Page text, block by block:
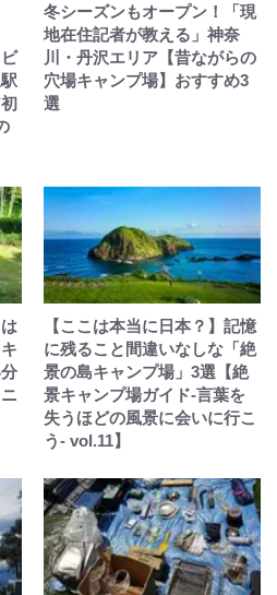
冬シーズンもオープン！「現
地在住記者が教える」神奈
川・丹沢エリア【昔ながらの
穴場キャンプ場】おすすめ3
選
【ここは本当に日本？】記憶
に残ること間違いなしな「絶
景の島キャンプ場」3選【絶
景キャンプ場ガイド-言葉を
失うほどの風景に会いに行こ
う- vol.11】